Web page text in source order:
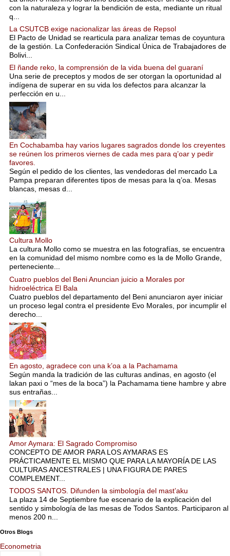
con la naturaleza y lograr la bendición de esta, mediante un ritual
q...
La CSUTCB exige nacionalizar las áreas de Repsol
El Pacto de Unidad se rearticula para analizar temas de coyuntura
de la gestión. La Confederación Sindical Única de Trabajadores de
Bolivi...
El ñande reko, la comprensión de la vida buena del guaraní
Una serie de preceptos y modos de ser otorgan la oportunidad al
indígena de superar en su vida los defectos para alcanzar la
perfección en u...
En Cochabamba hay varios lugares sagrados donde los creyentes
se reúnen los primeros viernes de cada mes para q’oar y pedir
favores.
Según el pedido de los clientes, las vendedoras del mercado La
Pampa preparan diferentes tipos de mesas para la q’oa. Mesas
blancas, mesas d...
Cultura Mollo
La cultura Mollo como se muestra en las fotografías, se encuentra
en la comunidad del mismo nombre como es la de Mollo Grande,
perteneciente...
Cuatro pueblos del Beni Anuncian juicio a Morales por
hidroeléctrica El Bala
Cuatro pueblos del departamento del Beni anunciaron ayer iniciar
un proceso legal contra el presidente Evo Morales, por incumplir el
derecho...
En agosto, agradece con una k’oa a la Pachamama
Según manda la tradición de las culturas andinas, en agosto (el
lakan paxi o “mes de la boca”) la Pachamama tiene hambre y abre
sus entrañas...
Amor Aymara: El Sagrado Compromiso
CONCEPTO DE AMOR PARA LOS AYMARAS ES
PRÁCTICAMENTE EL MISMO QUE PARA LA MAYORÍA DE LAS
CULTURAS ANCESTRALES | UNA FIGURA DE PARES
COMPLEMENT...
TODOS SANTOS. Difunden la simbología del mast’aku
La plaza 14 de Septiembre fue escenario de la explicación del
sentido y simbología de las mesas de Todos Santos. Participaron al
menos 200 n...
Otros Blogs
Econometria